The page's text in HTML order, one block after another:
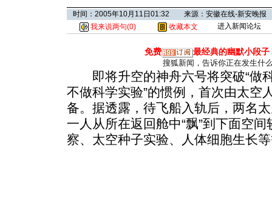
时间：2005年10月11日01:32 来源：安徽在线-新安晚报
我来说两句(0) 收藏本文 进入新闻论坛
免费 最经典的幽默小段子
搜狐新闻，告诉你正在发生什
即将升空的神舟六号将突破“做
不做科学实验”的惯例，首次由太空
备。据透露，待飞船入轨后，两名
一人从所在返回舱中“飘”到下面空
察、太空种子实验、人体细胞生长